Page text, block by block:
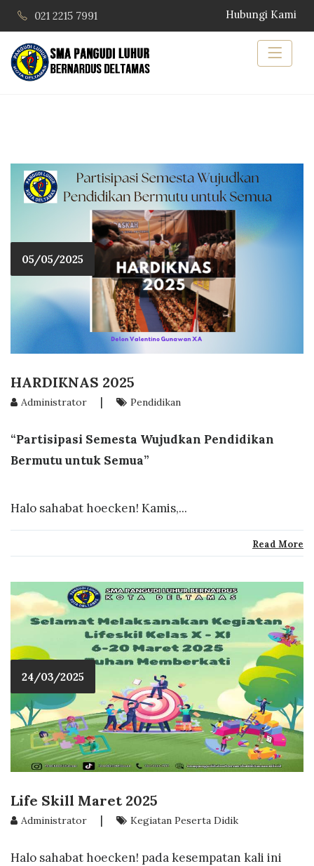
021 2215 7991 Hubungi Kami
05/05/2025
HARDIKNAS 2025
Administrator | Pendidikan
“Partisipasi Semesta Wujudkan Pendidikan
Bermutu untuk Semua”
Halo sahabat hoecken! Kamis,...
Read More
24/03/2025
Life Skill Maret 2025
Administrator | Kegiatan Peserta Didik
Halo sahabat hoecken! pada kesempatan kali ini